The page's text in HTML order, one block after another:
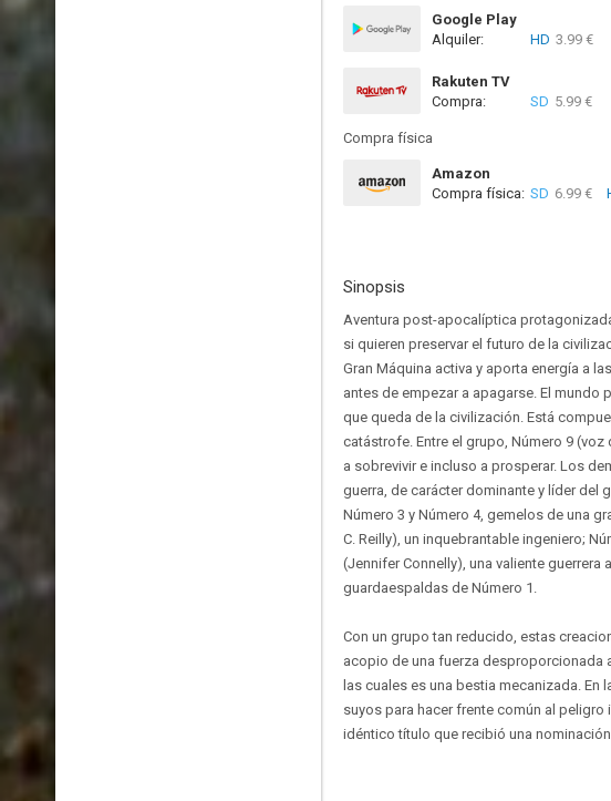
Google Play
Alquiler:
HD 3.99 €
Rakuten TV
Compra:
SD 5.99 €
Compra física
Amazon
Compra física: SD 6.99 €
Sinopsis
Aventura post-apocalíptica
si quieren preservar el futuro de la
Gran Máquina activa y aporta energía a
antes de empezar a apagarse. El
que queda de la civilización. Está
catástrofe. Entre el grupo, Número 9
a sobrevivir e incluso a prosperar. Los
guerra, de carácter dominante y líder del
Número 3 y Número 4, gemelos de una
C. Reilly), un inquebrantable ingeniero;
(Jennifer Connelly), una valiente
guardaespaldas de Número 1.
Con un grupo tan reducido, estas
acopio de una fuerza desproporcionada
las cuales es una bestia mecanizada.
suyos para hacer frente común al
idéntico título que recibió una